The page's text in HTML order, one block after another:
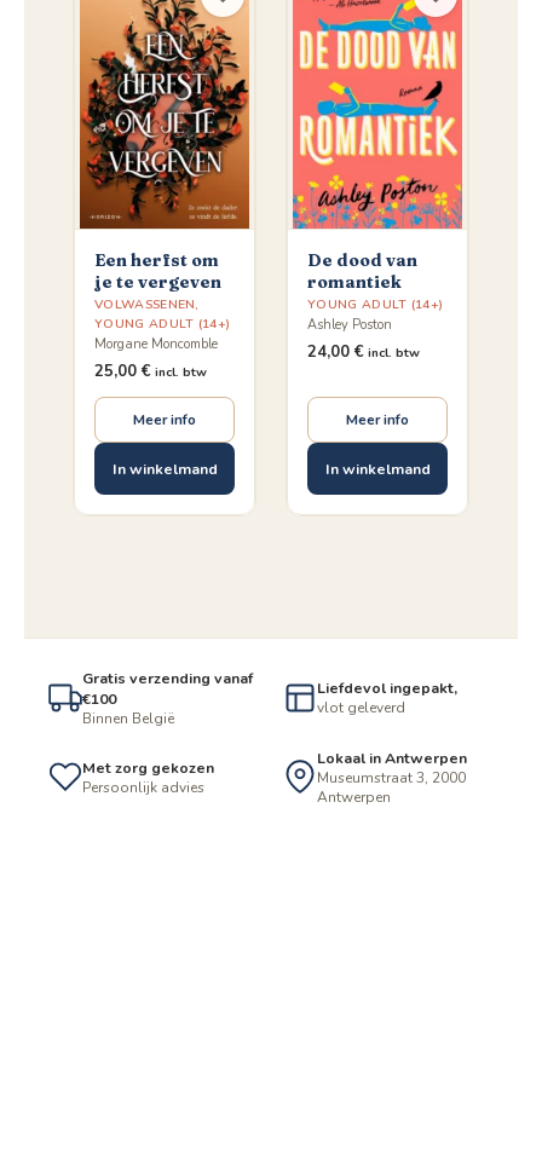
Een herfst om
je te vergeven
VOLWASSENEN,
YOUNG ADULT (14+)
Morgane Moncomble
25,00 € incl. btw
Meer info
In winkelmand
De dood van
romantiek
YOUNG ADULT (14+)
Ashley Poston
24,00 € incl. btw
Meer info
In winkelmand
Gratis verzending vanaf
€100
Binnen België
Liefdevol ingepakt,
vlot geleverd
Met zorg gekozen
Persoonlijk advies
Lokaal in Antwerpen
Museumstraat 3, 2000
Antwerpen